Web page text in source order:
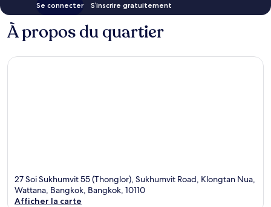
Se connecter S’inscrire gratuitement
À propos du quartier
27 Soi Sukhumvit 55 (Thonglor), Sukhumvit Road, Klongtan Nua,
Wattana, Bangkok, Bangkok, 10110
Afficher la carte